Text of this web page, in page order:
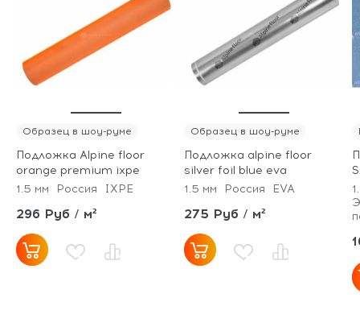
Образец в шоу-руме
Подложка Alpine floor
orange premium ixpe
1.5 мм
Россия IXPE
296 Руб / м²
Образец в шоу-руме
Подложка alpine floor
silver foil blue eva
1.5 мм
Россия EVA
275 Руб / м²